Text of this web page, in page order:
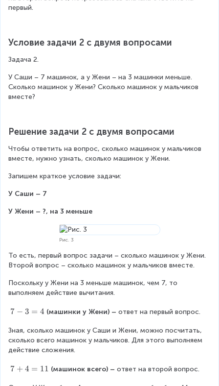
первый.
Условие задачи 2 с двумя вопросами
Задача 2.
У Саши – 7 машинок, а у Жени – на 3 машинки меньше.
Сколько машинок у Жени? Сколько машинок у мальчиков
вместе?
Решение задачи 2 с двумя вопросами
Чтобы ответить на вопрос, сколько машинок у мальчиков
вместе, нужно узнать, сколько машинок у Жени.
Запишем краткое условие задачи:
У Саши – 7
У Жени – ?, на 3 меньше
Рис. 3
То есть, первый вопрос задачи – сколько машинок у Жени.
Второй вопрос – сколько машинок у мальчиков вместе.
Поскольку у Жени на 3 меньше машинок, чем 7, то
выполняем действие вычитания.
7
3
=
4
7 − 3 = 4 (машинки у Жени) – ответ на первый вопрос.
Зная, сколько машинок у Саши и Жени, можно посчитать,
сколько всего машинок у мальчиков. Для этого выполняем
действие сложения.
7
7 + 4 = 11 (машинок всего) – ответ на второй вопрос.